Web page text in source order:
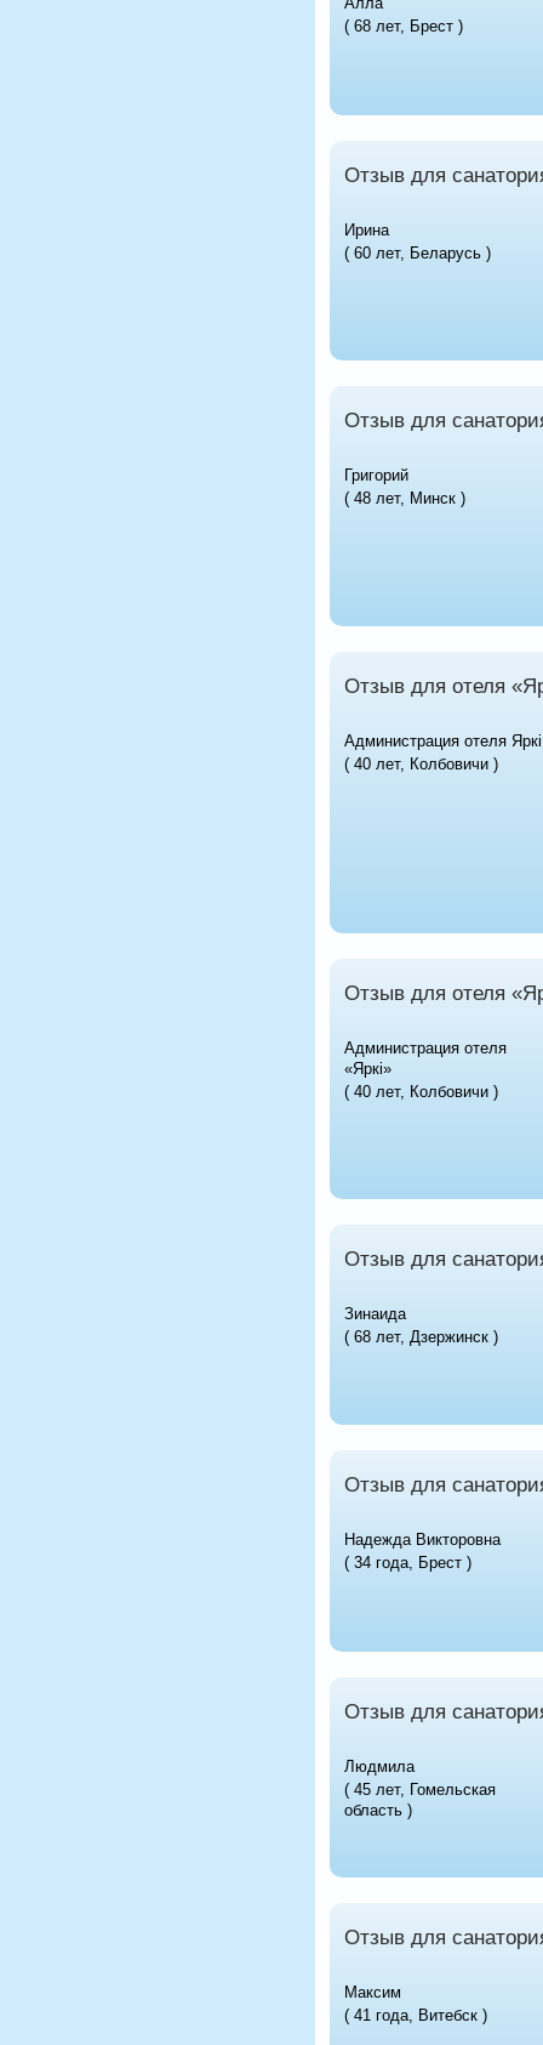
( 68 лет, Брест )
Отзыв для
Ирина
( 60 лет, Беларусь )
Отзыв для
Григорий
( 48 лет, Минск )
Отзыв для отеля
Администрация отеля Яркi
( 40 лет, Колбовичи )
Отзыв для отеля
Администрация отеля
«Яркi»
( 40 лет, Колбовичи )
Отзыв для
Зинаида
( 68 лет, Дзержинск )
Отзыв для
Надежда Викторовна
( 34 года, Брест )
Отзыв для
Людмила
( 45 лет, Гомельская
область )
Отзыв для
Максим
( 41 года, Витебск )